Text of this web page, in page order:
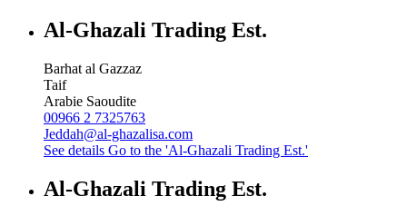
Al-Ghazali Trading Est.
Barhat al Gazzaz
Taif
Arabie Saoudite
00966 2 7325763
Jeddah@al-ghazalisa.com
See details Go to the 'Al-Ghazali Trading Est.'
Al-Ghazali Trading Est.